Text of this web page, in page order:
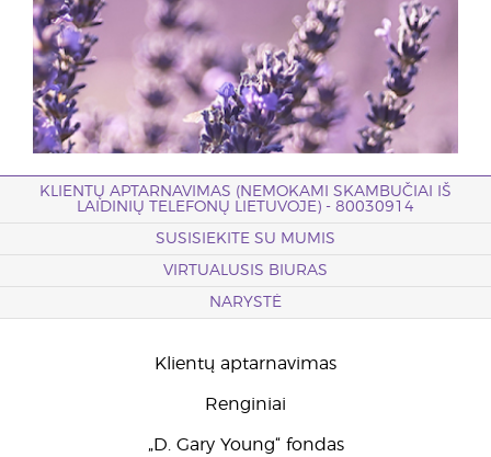
KLIENTŲ APTARNAVIMAS (NEMOKAMI SKAMBUČIAI IŠ
LAIDINIŲ TELEFONŲ LIETUVOJE) - 80030914
SUSISIEKITE SU MUMIS
VIRTUALUSIS BIURAS
NARYSTĖ
Klientų aptarnavimas
Renginiai
„D. Gary Young“ fondas